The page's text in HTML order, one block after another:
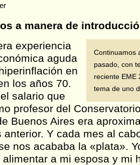
a manera de
Continuamos
pasado, con
reciente EME
tema de uno
experiencia
aguda
en
los años 70.
salario que
profesor del
Buenos Aires era
anterior. Y cada mes al
nos acababa la «plata».
alimentar a mi esposa y mi